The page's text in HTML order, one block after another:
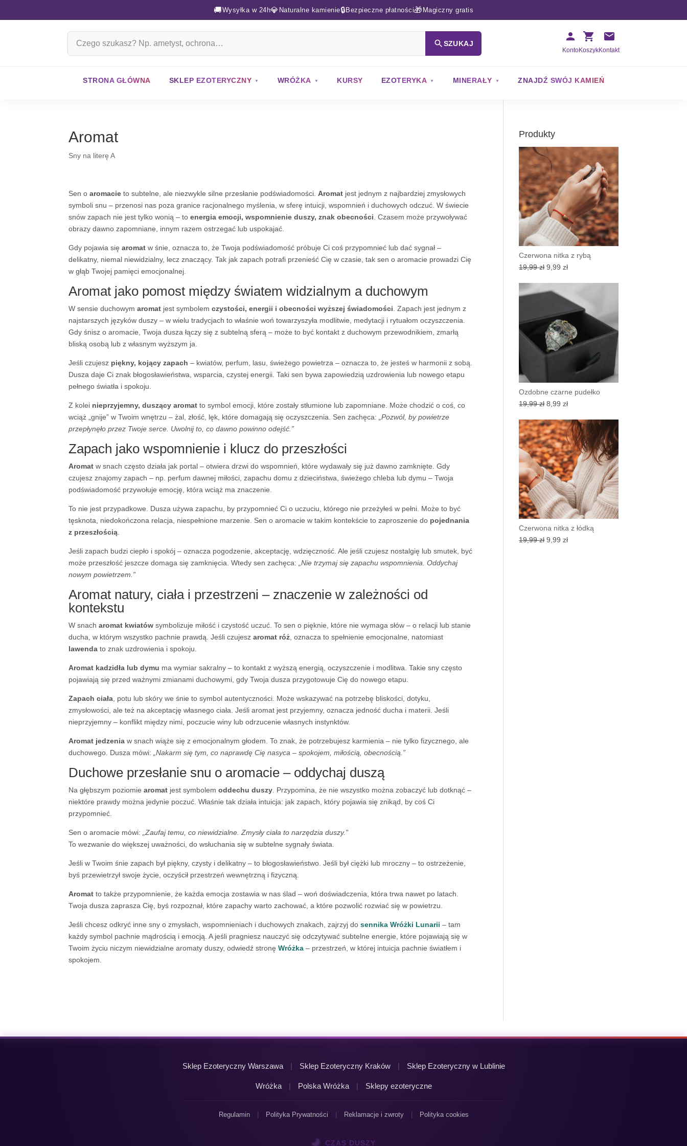
🚚Wysyłka w 24h💎 Naturalne kamienie🔒 Bezpieczne płatności🎁 Magiczny gratis
SZUKAJ
KontoKoszykKontakt
STRONA GŁÓWNA SKLEP EZOTERYCZNY WRÓŻKA KURSY EZOTERYKA MINERAŁY ZNAJDŹ SWÓJ KAMIEŃ
Aromat
Sny na literę A
Sen oaromacie to subtelne, ale niezwykle silne przesłanie podświadomości. Aromat jest jednym z najbardziej zmysłowych
symboli snu – przenosi nas poza granice racjonalnego myślenia, w sferę intuicji, wspomnień i duchowych odczuć. W świecie
snów zapach nie jest tylko wonią – toenergia emocji, wspomnienie duszy, znak obecności . Czasem może przywoływać
obrazy dawno zapomniane, innym razem ostrzegać lub uspokajać.
Gdy pojawia sięaromat w śnie, oznacza to, że Twoja podświadomość próbuje Ci coś przypomnieć lub dać sygnał –
delikatny, niemal niewidzialny, lecz znaczący. Tak jak zapach potrafi przenieść Cię w czasie, tak sen o aromacie prowadzi Cię
w głąb Twojej pamięci emocjonalnej.
Aromat jako pomost między światem widzialnym a duchowym
W sensie duchowymaromat jest symbolemczystości, energii i obecności wyższej świadomości . Zapach jest jednym z
najstarszych języków duszy – w wielu tradycjach to właśnie woń towarzyszyła modlitwie, medytacji i rytuałom oczyszczenia.
Gdy śnisz o aromacie, Twoja dusza łączy się z subtelną sferą – może to być kontakt z duchowym przewodnikiem, zmarłą
bliską osobą lub z własnym wyższym ja.
Jeśli czujesz piękny, kojący zapach – kwiatów, perfum, lasu, świeżego powietrza – oznacza to, że jesteś w harmonii z sobą.
Dusza daje Ci znak błogosławieństwa, wsparcia, czystej energii. Taki sen bywa zapowiedzią uzdrowienia lub nowego etapu
pełnego światła i spokoju.
Z kolei nieprzyjemny, duszący aromat to symbol emocji, które zostały stłumione lub zapomniane. Może chodzić o coś, co
wciąż „gnije” w Twoim wnętrzu – żal, złość, lęk, które domagają się oczyszczenia. Sen zachęca:
„Pozwól, by powietrze
przepłynęło przez Twoje serce. Uwolnij to, co dawno powinno odejść.”
Zapach jako wspomnienie i klucz do przeszłości
Aromat w snach często działa jak portal – otwiera drzwi do wspomnień, które wydawały się już dawno zamknięte. Gdy
czujesz znajomy zapach – np. perfum dawnej miłości, zapachu domu z dzieciństwa, świeżego chleba lub dymu – Twoja
podświadomość przywołuje emocję, która wciąż ma znaczenie.
To nie jest przypadkowe. Dusza używa zapachu, by przypomnieć Ci o uczuciu, którego nie przeżyłeś w pełni. Może to być
tęsknota, niedokończona relacja, niespełnione marzenie. Sen o aromacie w takim kontekście to zaproszenie do pojednania
z przeszłością
Jeśli zapach budzi ciepło i spokój – oznacza pogodzenie, akceptację, wdzięczność. Ale jeśli czujesz nostalgię lub smutek, być
może przeszłość jeszcze domaga się zamknięcia. Wtedy sen zachęca:
„Nie trzymaj się zapachu wspomnienia. Oddychaj
nowym powietrzem.”
Aromat natury, ciała i przestrzeni – znaczenie w zależności od
kontekstu
W snacharomat kwiatów symbolizuje miłość i czystość uczuć. To sen o pięknie, które nie wymaga słów – o relacji lub stanie
ducha, w którym wszystko pachnie prawdą. Jeśli czujeszaromat róż , oznacza to spełnienie emocjonalne, natomiast
lawenda to znak uzdrowienia i spokoju.
Aromat kadzidła lub dymu ma wymiar sakralny – to kontakt z wyższą energią, oczyszczenie i modlitwa. Takie sny często
pojawiają się przed ważnymi zmianami duchowymi, gdy Twoja dusza przygotowuje Cię do nowego etapu.
Zapach ciała , potu lub skóry we śnie to symbol autentyczności. Może wskazywać na potrzebę bliskości, dotyku,
zmysłowości, ale też na akceptację własnego ciała. Jeśli aromat jest przyjemny, oznacza jedność ducha i materii. Jeśli
nieprzyjemny – konflikt między nimi, poczucie winy lub odrzucenie własnych instynktów.
Aromat jedzenia w snach wiąże się z emocjonalnym głodem. To znak, że potrzebujesz karmienia – nie tylko fizycznego, ale
duchowego. Dusza mówi:
„Nakarm się tym, co naprawdę Cię nasyca – spokojem, miłością, obecnością.”
Duchowe przesłanie snu o aromacie – oddychaj duszą
Na głębszym poziomiearomat jest symbolemoddechu duszy . Przypomina, że nie wszystko można zobaczyć lub dotknąć –
niektóre prawdy można jedynie poczuć. Właśnie tak działa intuicja: jak zapach, który pojawia się znikąd, by coś Ci
przypomnieć.
Sen o aromacie mówi:
„Zaufaj temu, co niewidzialne. Zmysły ciała to narzędzia duszy.”
To wezwanie do większej uważności, do wsłuchania się w subtelne sygnały świata.
Jeśli w Twoim śnie zapach był piękny, czysty i delikatny – to błogosławieństwo. Jeśli był ciężki lub mroczny – to ostrzeżenie,
byś przewietrzył swoje życie, oczyścił przestrzeń wewnętrzną i fizyczną.
Aromat to także przypomnienie, że każda emocja zostawia w nas ślad – woń doświadczenia, która trwa nawet po latach.
Twoja dusza zaprasza Cię, byś rozpoznał, które zapachy warto zachować, a które pozwolić rozwiać się w powietrzu.
Jeśli chcesz odkryć inne sny o zmysłach, wspomnieniach i duchowych znakach, zajrzyj dosennika Wróżki Lunarii – tam
każdy symbol pachnie mądrością i emocją. A jeśli pragniesz nauczyć się odczytywać subtelne energie, które pojawiają się w
Twoim życiu niczym niewidzialne aromaty duszy, odwiedź stronęWróżka – przestrzeń, w której intuicja pachnie światłem i
spokojem.
Produkty
Czerwona nitka z rybą
19,99zł Pierwotna
wynosiła:
19,99 zł.
9,99złAktualna
9,99 zł.
Ozdobne czarne pudełko
19,99zł Pierwotna
wynosiła:
19,99 zł.
8,99złAktualna
wynosi:
8,99 zł.
Czerwona nitka z łódką
19,99zł Pierwotna
9,99złAktualna
Sklep Ezoteryczny Warszawa | Sklep Ezoteryczny Kraków | Sklep Ezoteryczny w Lublinie
Wróżka | Polska Wróżka | Sklepy ezoteryczne
Regulamin Polityka Prywatności Reklamacje i zwroty Polityka cookies
🌙 CZAS DUSZY